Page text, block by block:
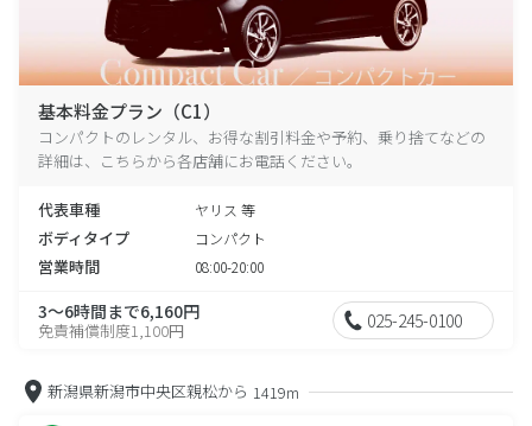
基本料金プラン（C1）
コンパクトのレンタル、お得な割引料金や予約、乗り捨てなどの
詳細は、こちらから各店舗にお電話ください。
代表車種 ヤリス 等
ボディタイプ コンパクト
営業時間 08:00-20:00
3～6時間まで6,160円
免責補償制度1,100円 025-245-0100
新潟県新潟市中央区親松から 1419m